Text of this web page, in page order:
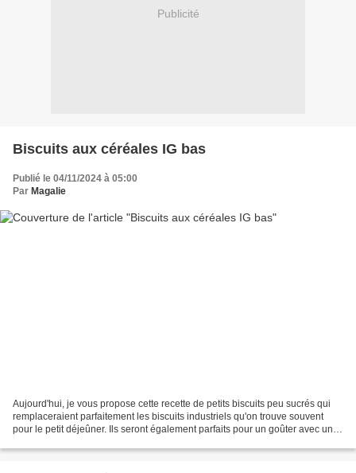
Publicité
Biscuits aux céréales IG bas
Publié le 04/11/2024 à 05:00
Par Magalie
Aujourd'hui, je vous propose cette recette de petits biscuits peu sucrés qui
remplaceraient parfaitement les biscuits industriels qu'on trouve souvent
pour le petit déjeûner. Ils seront également parfaits pour un goûter avec un